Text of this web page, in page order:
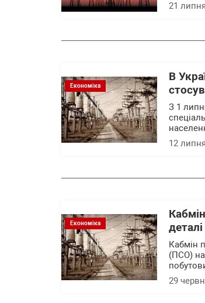
21
Економіка
В
З 1
12
Економіка
деталі
Кабмін
(ПСО) на
29